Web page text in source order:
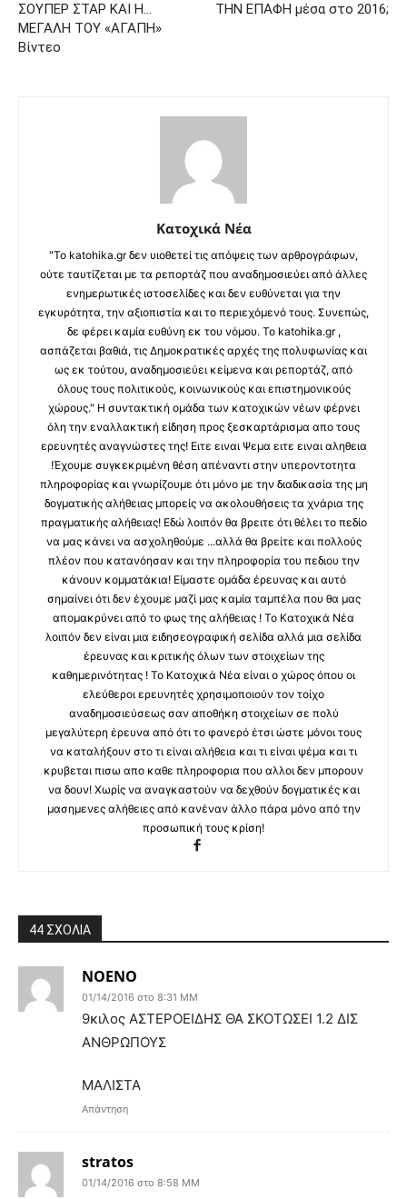
ΣΟΥΠΕΡ ΣΤΑΡ ΚΑΙ Η…
ΜΕΓΑΛΗ ΤΟΥ «ΑΓΑΠΗ»
Βίντεο
ΤΗΝ ΕΠΑΦΗ μέσα στο 2016;
Κατοχικά Νέα
"Το katohika.gr δεν υιοθετεί τις απόψεις των αρθρογράφων,
ούτε ταυτίζεται με τα ρεπορτάζ που αναδημοσιεύει από άλλες
ενημερωτικές ιστοσελίδες και δεν ευθύνεται για την
εγκυρότητα, την αξιοπιστία και το περιεχόμενό τους. Συνεπώς,
δε φέρει καμία ευθύνη εκ του νόμου. Το katohika.gr ,
ασπάζεται βαθιά, τις Δημοκρατικές αρχές της πολυφωνίας και
ως εκ τούτου, αναδημοσιεύει κείμενα και ρεπορτάζ, από
όλους τους πολιτικούς, κοινωνικούς και επιστημονικούς
χώρους." Η συντακτική ομάδα των κατοχικών νέων φέρνει
όλη την εναλλακτική είδηση προς ξεσκαρτάρισμα απο τους
ερευνητές αναγνώστες της! Ειτε ειναι Ψεμα ειτε ειναι αληθεια
!Έχουμε συγκεκριμένη θέση απέναντι στην υπεροντοτητα
πληροφορίας και γνωρίζουμε ότι μόνο με την διαδικασία της μη
δογματικής αλήθειας μπορείς να ακολουθήσεις τα χνάρια της
πραγματικής αλήθειας! Εδώ λοιπόν θα βρειτε ότι θέλει το πεδίο
να μας κάνει να ασχοληθούμε ...αλλά θα βρείτε και πολλούς
πλέον που κατανόησαν και την πληροφορία του πεδιου την
κάνουν κομματάκια! Είμαστε ομάδα έρευνας και αυτό
σημαίνει ότι δεν έχουμε μαζί μας καμία ταμπέλα που θα μας
απομακρύνει από το φως της αλήθειας ! Το Κατοχικά Νέα
λοιπόν δεν είναι μια ειδησεογραφική σελίδα αλλά μια σελίδα
έρευνας και κριτικής όλων των στοιχείων της
καθημερινότητας ! Το Κατοχικά Νέα είναι ο χώρος όπου οι
ελεύθεροι ερευνητές χρησιμοποιούν τον τοίχο
αναδημοσιεύσεως σαν αποθήκη στοιχείων σε πολύ
μεγαλύτερη έρευνα από ότι το φανερό έτσι ώστε μόνοι τους
να καταλήξουν στο τι είναι αλήθεια και τι είναι ψέμα και τι
κρυβεται πισω απο καθε πληροφορια που αλλοι δεν μπορουν
να δουν! Χωρίς να αναγκαστούν να δεχθούν δογματικές και
μασημενες αλήθειες από κανέναν άλλο πάρα μόνο από την
προσωπική τους κρίση!
44 ΣΧΟΛΙΑ
ΝΟΕΝΟ
01/14/2016 στο 8:31 ΜΜ
9κιλος ΑΣΤΕΡΟΕΙΔΗΣ ΘΑ ΣΚΟΤΩΣΕΙ 1.2 ΔΙΣ
ΑΝΘΡΩΠΟΥΣ
ΜΑΛΙΣΤΑ
Απάντηση
stratos
01/14/2016 στο 8:58 ΜΜ